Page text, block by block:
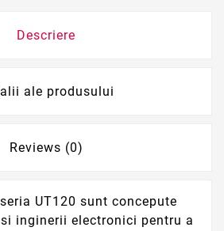
Descriere
ale produsului
Reviews (0)
UT120 sunt concepute
inginerii electronici pentru a